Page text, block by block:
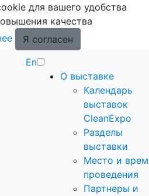
для вашего удобства
качества
Я согласен
En
О выставке
Календарь
выставок
CleanExpo
Разделы
выставки
Место и
проведения
Партнеры и